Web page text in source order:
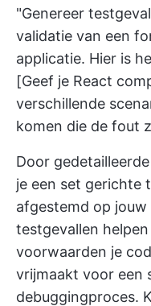
"Genereer
validatie van een
applicatie. Hier is
[Geef je React
verschillende
komen die de fout
Door
je een set gerichte
afgestemd op
testgevallen
voorwaarden je
vrijmaakt voor een
debuggingproces.